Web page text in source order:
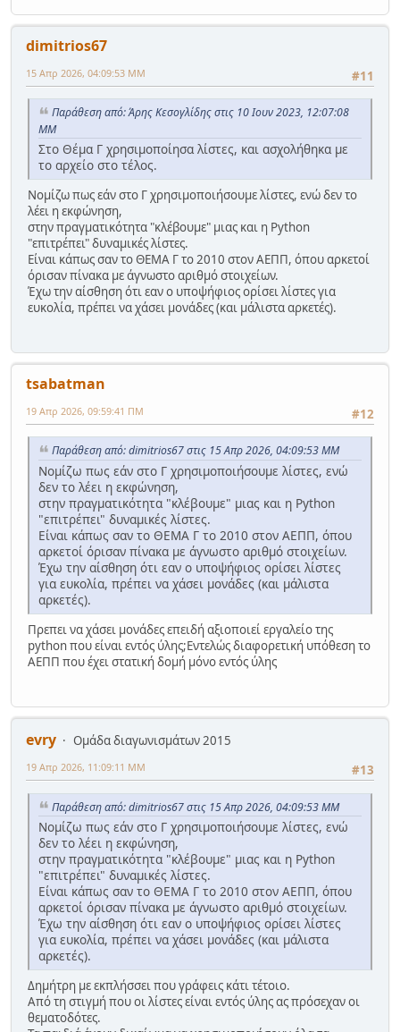
dimitrios67
#11
15 Απρ 2026, 04:09:53 ΜΜ
Παράθεση από: Άρης Κεσογλίδης στις 10 Ιουν 2023, 12:07:08
ΜΜ
Στο Θέμα Γ χρησιμοποίησα λίστες, και ασχολήθηκα με
το αρχείο στο τέλος.
Νομίζω πως εάν στο Γ χρησιμοποιήσουμε λίστες, ενώ δεν το
λέει η εκφώνηση,
στην πραγματικότητα "κλέβουμε" μιας και η Python
"επιτρέπει" δυναμικές λίστες.
Είναι κάπως σαν το ΘΕΜΑ Γ το 2010 στον ΑΕΠΠ, όπου αρκετοί
όρισαν πίνακα με άγνωστο αριθμό στοιχείων.
Έχω την αίσθηση ότι εαν ο υποψήφιος ορίσει λίστες για
ευκολία, πρέπει να χάσει μονάδες (και μάλιστα αρκετές).
tsabatman
#12
19 Απρ 2026, 09:59:41 ΠΜ
Παράθεση από: dimitrios67 στις 15 Απρ 2026, 04:09:53 ΜΜ
Νομίζω πως εάν στο Γ χρησιμοποιήσουμε λίστες, ενώ
δεν το λέει η εκφώνηση,
στην πραγματικότητα "κλέβουμε" μιας και η Python
"επιτρέπει" δυναμικές λίστες.
Είναι κάπως σαν το ΘΕΜΑ Γ το 2010 στον ΑΕΠΠ, όπου
αρκετοί όρισαν πίνακα με άγνωστο αριθμό στοιχείων.
Έχω την αίσθηση ότι εαν ο υποψήφιος ορίσει λίστες
για ευκολία, πρέπει να χάσει μονάδες (και μάλιστα
αρκετές).
Πρεπει να χάσει μονάδες επειδή αξιοποιεί εργαλείο της
python που είναι εντός ύλης;Εντελώς διαφορετική υπόθεση το
ΑΕΠΠ που έχει στατική δομή μόνο εντός ύλης
evry
Ομάδα διαγωνισμάτων 2015
#13
19 Απρ 2026, 11:09:11 ΜΜ
Παράθεση από: dimitrios67 στις 15 Απρ 2026, 04:09:53 ΜΜ
Νομίζω πως εάν στο Γ χρησιμοποιήσουμε λίστες, ενώ
δεν το λέει η εκφώνηση,
στην πραγματικότητα "κλέβουμε" μιας και η Python
"επιτρέπει" δυναμικές λίστες.
Είναι κάπως σαν το ΘΕΜΑ Γ το 2010 στον ΑΕΠΠ, όπου
αρκετοί όρισαν πίνακα με άγνωστο αριθμό στοιχείων.
Έχω την αίσθηση ότι εαν ο υποψήφιος ορίσει λίστες
για ευκολία, πρέπει να χάσει μονάδες (και μάλιστα
αρκετές).
Δημήτρη με εκπλήσσει που γράφεις κάτι τέτοιο.
Από τη στιγμή που οι λίστες είναι εντός ύλης ας πρόσεχαν οι
θεματοδότες.